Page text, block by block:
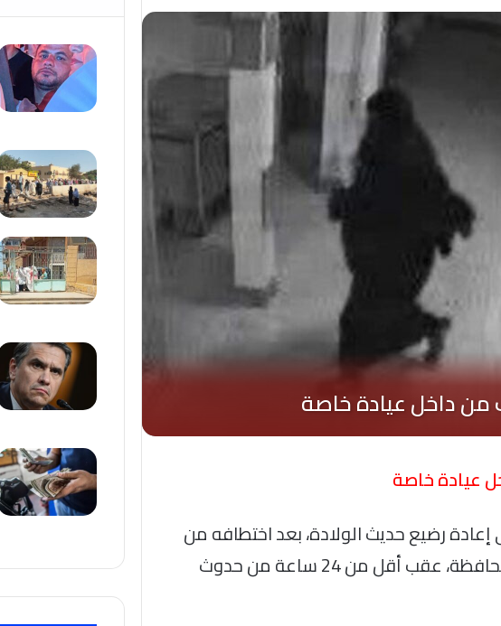
عيادة خاصة
إعادة رضيع حديث الولادة، بعد اختطافه من
داخل عيادة خاصة بمدينة أبوتشت شمالي المحافظة، عقب أقل من 24 ساعة من حدوث